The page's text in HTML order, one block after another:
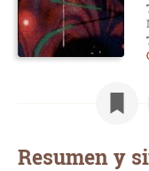
Resumen y